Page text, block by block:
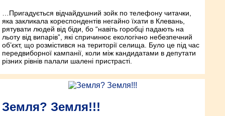
…Пригадується відчайдушний зойк по телефону читачки,
яка закликала кореспондентів негайно їхати в Клевань,
рятувати людей від біди, бо “навіть горобці падають на
льоту від випарів”, які спричинює екологічно небезпечний
об’єкт, що розмістився на території селища. Було це під час
передвиборної кампанії, коли між кандидатами в депутати
різних рівнів палали шалені пристрасті.
Земля? Земля!!!